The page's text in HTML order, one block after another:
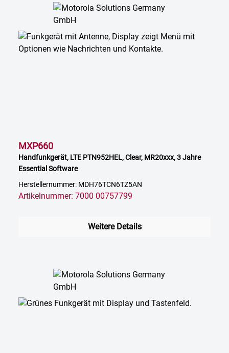
MXP660
Handfunkgerät, LTE PTN952HEL, Clear, MR20xxx, 3 Jahre
Essential Software
Herstellernummer: MDH76TCN6TZ5AN
Artikelnummer: 7000 00757799
Weitere Details